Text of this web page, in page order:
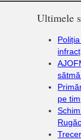
Ultimele
pe